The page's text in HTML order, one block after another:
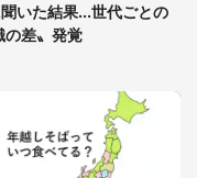
いた結果...世代ごとの
の差〟発覚